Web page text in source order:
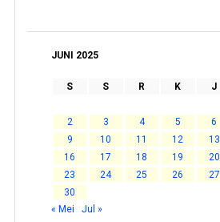
JUNI 2025
S S R K J
2
3 4 5 6
9
10 11 12 13
16
17 18 19 20
23
24 25 26 27
30
« Mei
Jul »